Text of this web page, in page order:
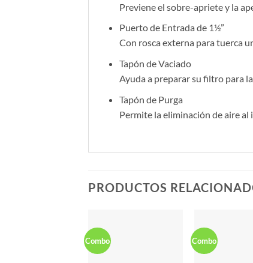
Previene el sobre-apriete y la
Puerto de Entrada de 1½”
Con rosca externa para tuerca
Tapón de Vaciado
Ayuda a preparar su filtro para
Tapón de Purga
Permite la eliminación de aire al
PRODUCTOS
Combo Combo